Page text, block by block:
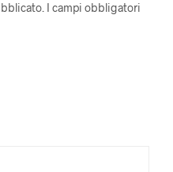
I campi obbligatori